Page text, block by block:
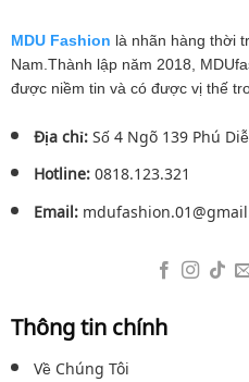
MDU Fashion là nhãn hàng thời
Nam.Thành lập năm 2018,
được niềm tin và có được vị thế
Địa chỉ:Số 4 Ngõ 139 Phú
Hotline:0818.123.321
Email:
Thông tin chính
Về Chúng Tôi